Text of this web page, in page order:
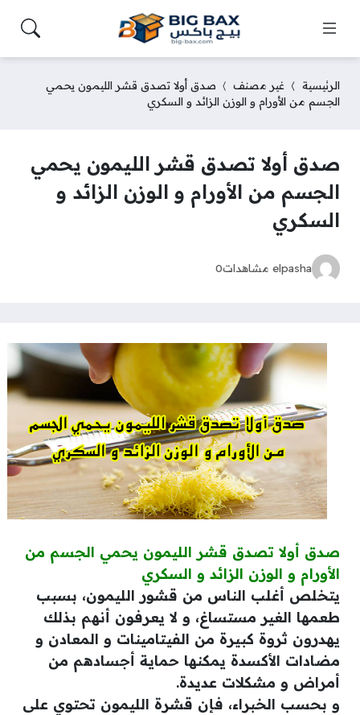
الرئيسية غير مصنف
صدق أولا تصدق قشر الليمون يحمي
الجسم من الأورام و الوزن الزائد و السكري
صدق أولا تصدق قشر الليمون يحمي
الجسم من الأورام و الوزن الزائد و
السكري
elpasha مشاهدات0
صدق أولا تصدق قشر الليمون يحمي الجسم من
الأورام و الوزن الزائد و السكري
يتخلص أغلب الناس من قشور الليمون، بسبب
طعمها الغير مستساغ، و لا يعرفون أنهم بذلك
يهدرون ثروة كبيرة من الفيتامينات و المعادن و
مضادات الأكسدة يمكنها حماية أجسادهم من
أمراض و مشكلات عديدة.
و بحسب الخبراء، فإن قشرة الليمون تحتوي على